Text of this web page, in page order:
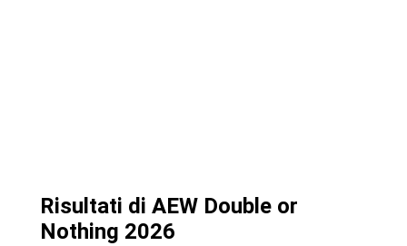
Risultati di AEW Double or
Nothing 2026